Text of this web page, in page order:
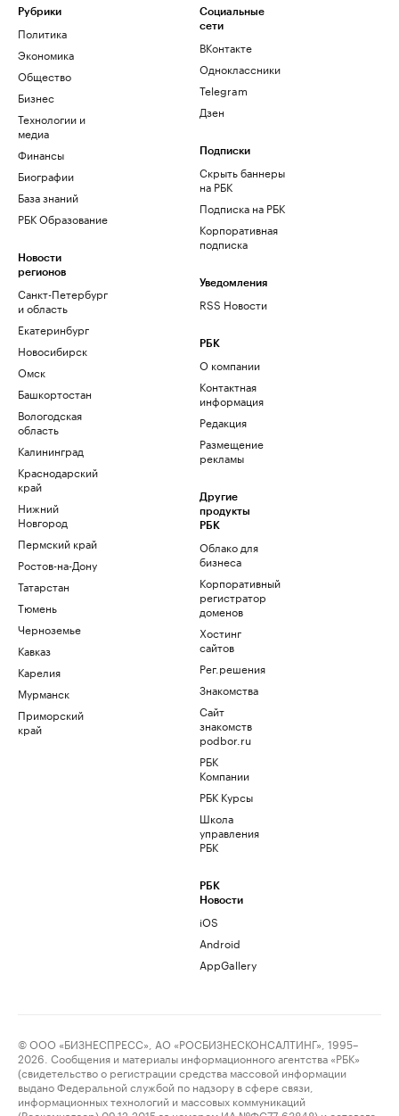
Рубрики
Политика
Экономика
Общество
Бизнес
Технологии и
медиа
Финансы
Биографии
База знаний
РБК Образование
Новости
регионов
Санкт-Петербург
и область
Екатеринбург
Новосибирск
Омск
Башкортостан
Вологодская
область
Калининград
Краснодарский
край
Нижний
Новгород
Пермский край
Ростов-на-Дону
Татарстан
Тюмень
Черноземье
Кавказ
Карелия
Мурманск
Приморский
край
Социальные
сети
ВКонтакте
Одноклассники
Telegram
Дзен
Подписки
Скрыть баннеры
на РБК
Подписка на РБК
Корпоративная
подписка
Уведомления
RSS Новости
РБК
О компании
Контактная
информация
Редакция
Размещение
рекламы
Другие
продукты
РБК
Облако для
бизнеса
Корпоративный
регистратор
доменов
Хостинг
сайтов
Рег.решения
Знакомства
Сайт
знакомств
podbor.ru
РБК
Компании
РБК Курсы
Школа
управления
РБК
РБК
Новости
iOS
Android
AppGallery
© ООО «БИЗНЕСПРЕСС», АО «РОСБИЗНЕСКОНСАЛТИНГ», 1995–
2026. Сообщения и материалы информационного агентства «РБК»
(свидетельство о регистрации средства массовой информации
выдано Федеральной службой по надзору в сфере связи,
информационных технологий и массовых коммуникаций